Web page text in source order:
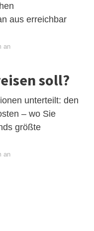
aus erreichbar
an
soll?
unterteilt: den
– wo Sie
größte
an